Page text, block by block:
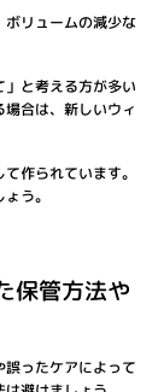
ボリュームの減少な
と考える方が多い
合は、新しいウィ
作られています。
う。
保管方法や
ったケアによって